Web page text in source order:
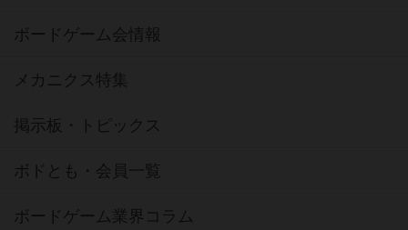
ボードゲーム会情報
メカニクス特集
掲示板・トピックス
ボドとも・会員一覧
ボードゲーム業界コラム